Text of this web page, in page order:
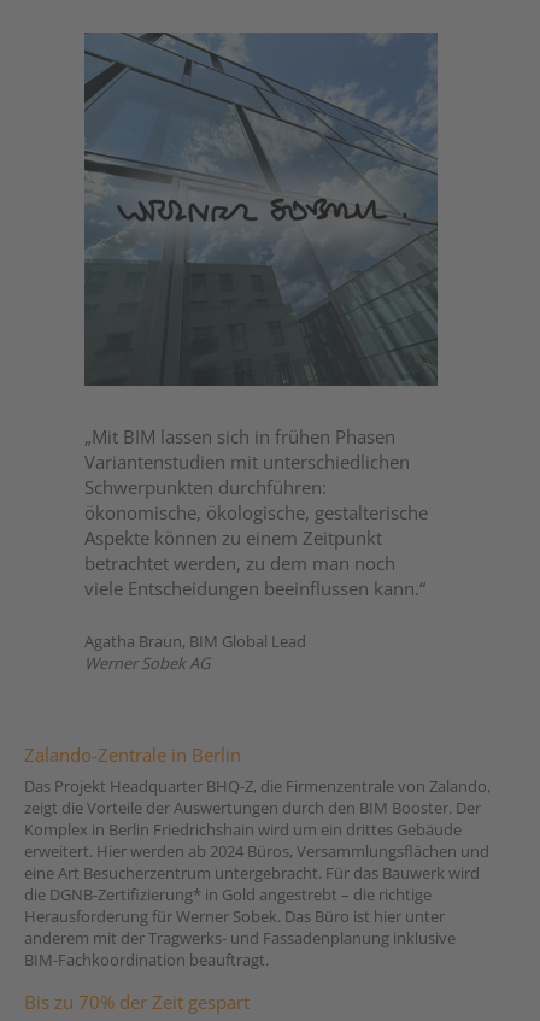
„Mit BIM lassen sich in frühen Phasen
Variantenstudien mit unterschiedlichen
Schwerpunkten durchführen:
ökonomische, ökologische, gestalterische
Aspekte können zu einem Zeitpunkt
betrachtet werden, zu dem man noch
viele Entscheidungen beeinflussen kann.“
Agatha Braun, BIM Global Lead
Werner Sobek AG
Zalando-Zentrale in Berlin
Das Projekt Headquarter BHQ-Z, die Firmenzentrale von Zalando,
zeigt die Vorteile der Auswertungen durch den BIM Booster. Der
Komplex in Berlin Friedrichshain wird um ein drittes Gebäude
erweitert. Hier werden ab 2024 Büros, Versammlungsflächen und
eine Art Besucherzentrum untergebracht. Für das Bauwerk wird
die DGNB-Zertifizierung* in Gold angestrebt – die richtige
Herausforderung für Werner Sobek. Das Büro ist hier unter
anderem mit der Tragwerks- und Fassadenplanung inklusive
BIM-Fachkoordination beauftragt.
Bis zu 70% der Zeit gespart